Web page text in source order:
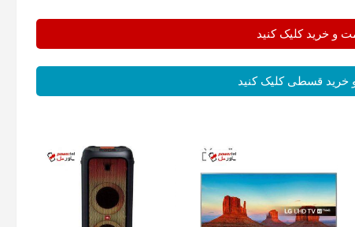
و خرید کلیک کنید
قسطی کلیک کنید